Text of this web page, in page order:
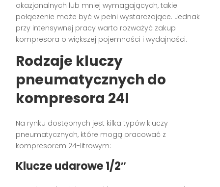
okazjonalnych lub mniej wymagających, takie
połączenie może być w pełni wystarczające. Jednak
przy intensywnej pracy warto rozważyć zakup
kompresora o większej pojemności i wydajności.
Rodzaje kluczy
pneumatycznych do
kompresora 24l
Na rynku dostępnych jest kilka typów kluczy
pneumatycznych, które mogą pracować z
kompresorem 24-litrowym:
Klucze udarowe 1/2″